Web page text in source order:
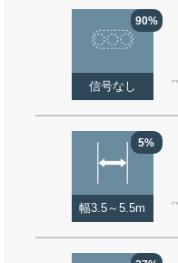
90%
信号なし
5%
幅3.5～5.5m